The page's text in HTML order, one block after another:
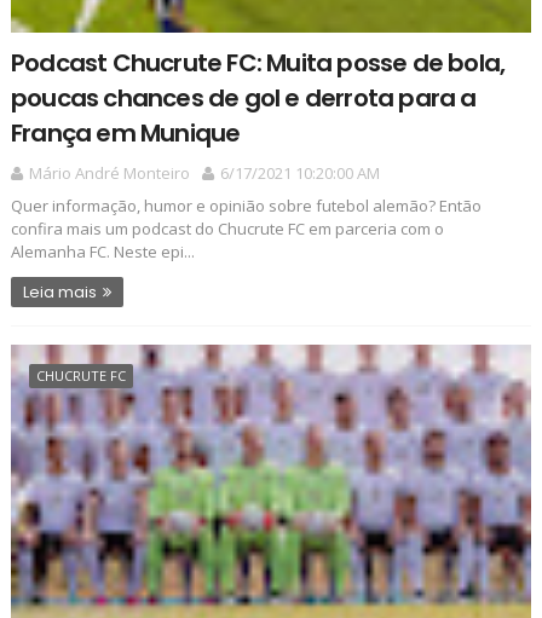
Podcast Chucrute FC: Muita posse de bola,
poucas chances de gol e derrota para a
França em Munique
Mário André Monteiro
6/17/2021 10:20:00 AM
Quer informação, humor e opinião sobre futebol alemão? Então
confira mais um podcast do Chucrute FC em parceria com o
Alemanha FC. Neste epi...
Leia mais
CHUCRUTE FC